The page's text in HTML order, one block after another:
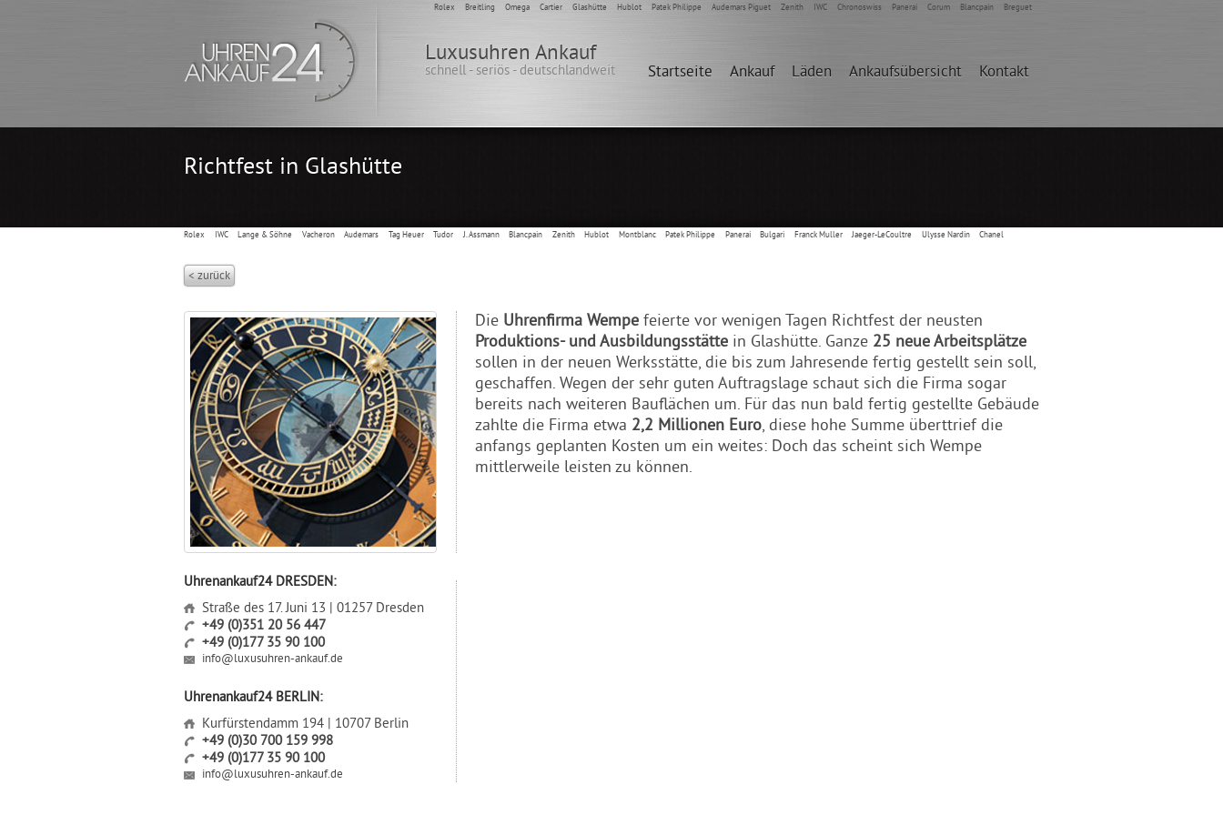
Rolex Breitling Omega Cartier Glashütte Hublot Patek Philippe Audemars Piguet Zenith IWC Chronoswiss Panerai Corum Blancpain Breguet
Luxusuhren Ankauf
schnell - seriös - deutschlandweit Startseite Ankauf Läden Ankaufsübersicht Kontakt
Richtfest in Glashütte
Rolex IWC Lange & Söhne Vacheron Audemars Tag Heuer Tudor J. Assmann Blancpain Zenith Hublot Montblanc Patek Philippe Panerai Bulgari Franck Muller Jaeger-LeCoultre Ulysse Nardin Chanel
< zurück
Uhrenankauf24 DRESDEN:
Straße des 17. Juni 13 | 01257 Dresden
+49 (0)351 20 56 447
+49 (0)177 35 90 100
info@luxusuhren-ankauf.de
Uhrenankauf24 BERLIN:
Kurfürstendamm 194 | 10707 Berlin
+49 (0)30 700 159 998
+49 (0)177 35 90 100
info@luxusuhren-ankauf.de
Die Uhrenfirma Wempe feierte vor wenigen Tagen Richtfest der neusten
Produktions- und Ausbildungsstätte in Glashütte. Ganze 25 neue Arbeitsplätze
sollen in der neuen Werksstätte, die bis zum Jahresende fertig gestellt sein soll,
geschaffen. Wegen der sehr guten Auftragslage schaut sich die Firma sogar
bereits nach weiteren Bauflächen um. Für das nun bald fertig gestellte Gebäude
zahlte die Firma etwa 2,2 Millionen Euro, diese hohe Summe überttrief die
anfangs geplanten Kosten um ein weites: Doch das scheint sich Wempe
mittlerweile leisten zu können.